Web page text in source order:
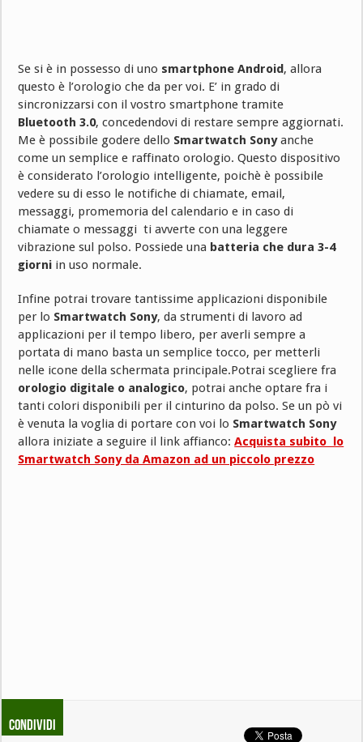
Se si è in possesso di uno smartphone Android, allora
questo è l’orologio che da per voi. E’ in grado di
sincronizzarsi con il vostro smartphone tramite
Bluetooth 3.0, concedendovi di restare sempre aggiornati.
Me è possibile godere dello Smartwatch Sonyanche
come un semplice e raffinato orologio. Questo dispositivo
è considerato l’orologio intelligente, poichè è possibile
vedere su di esso le notifiche di chiamate, email,
messaggi, promemoria del calendario e in caso di
chiamate o messaggi ti avverte con una leggere
vibrazione sul polso. Possiede una batteria che dura 3-4
giorni in uso normale.
Infine potrai trovare tantissime applicazioni disponibile
per lo Smartwatch Sony, da strumenti di lavoro ad
applicazioni per il tempo libero, per averli sempre a
portata di mano basta un semplice tocco, per metterli
nelle icone della schermata principale.Potrai scegliere fra
orologio digitale o analogico, potrai anche optare fra i
tanti colori disponibili per il cinturino da polso. Se un pò vi
è venuta la voglia di portare con voi lo Smartwatch Sony
allora iniziate a seguire il link affianco:Acquista subito lo
Smartwatch Sony da Amazon ad un piccolo prezzo
Condividi